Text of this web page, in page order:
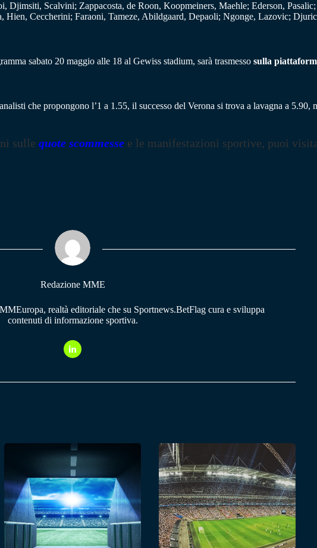
Djimsiti, Scalvini; Zappacosta, de Roon, Koopmeiners, Maehle; Ederson,
Hien, Ceccherini; Faraoni, Tameze, Abildgaard, Depaoli; Ngonge, Lazovic;
sabato 20 maggio alle 18 al Gewiss stadium, sarà trasmesso sulla
che propongono l’1 a 1.55, il successo del Verona si trova a lavagna a 5.90,
sulle quote scommesse e le manifestazioni sportive, puoi
Redazione MME
realtà editoriale che su Sportnews.BetFlag cura e sviluppa
contenuti di informazione sportiva.